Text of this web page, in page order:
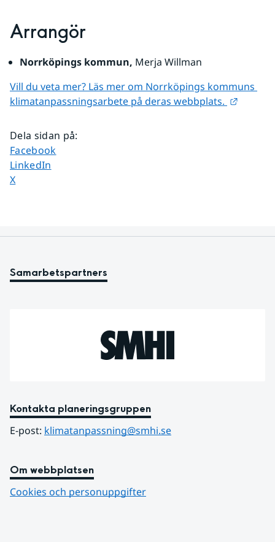
Arrangör
Norrköpings kommun, Merja Willman
Vill du veta mer? Läs mer om Norrköpings kommuns
klimatanpassningsarbete på deras webbplats.
Dela sidan på:
Dela sidan på
Facebook
Dela sidan på
LinkedIn
Dela sidan på
X
Samarbetspartners
Kontakta planeringsgruppen
E-post: klimatanpassning@smhi.se
Om webbplatsen
Cookies och personuppgifter